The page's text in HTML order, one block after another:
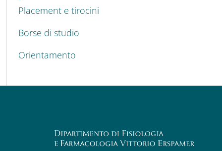
Placement e tirocini
Borse di studio
Orientamento